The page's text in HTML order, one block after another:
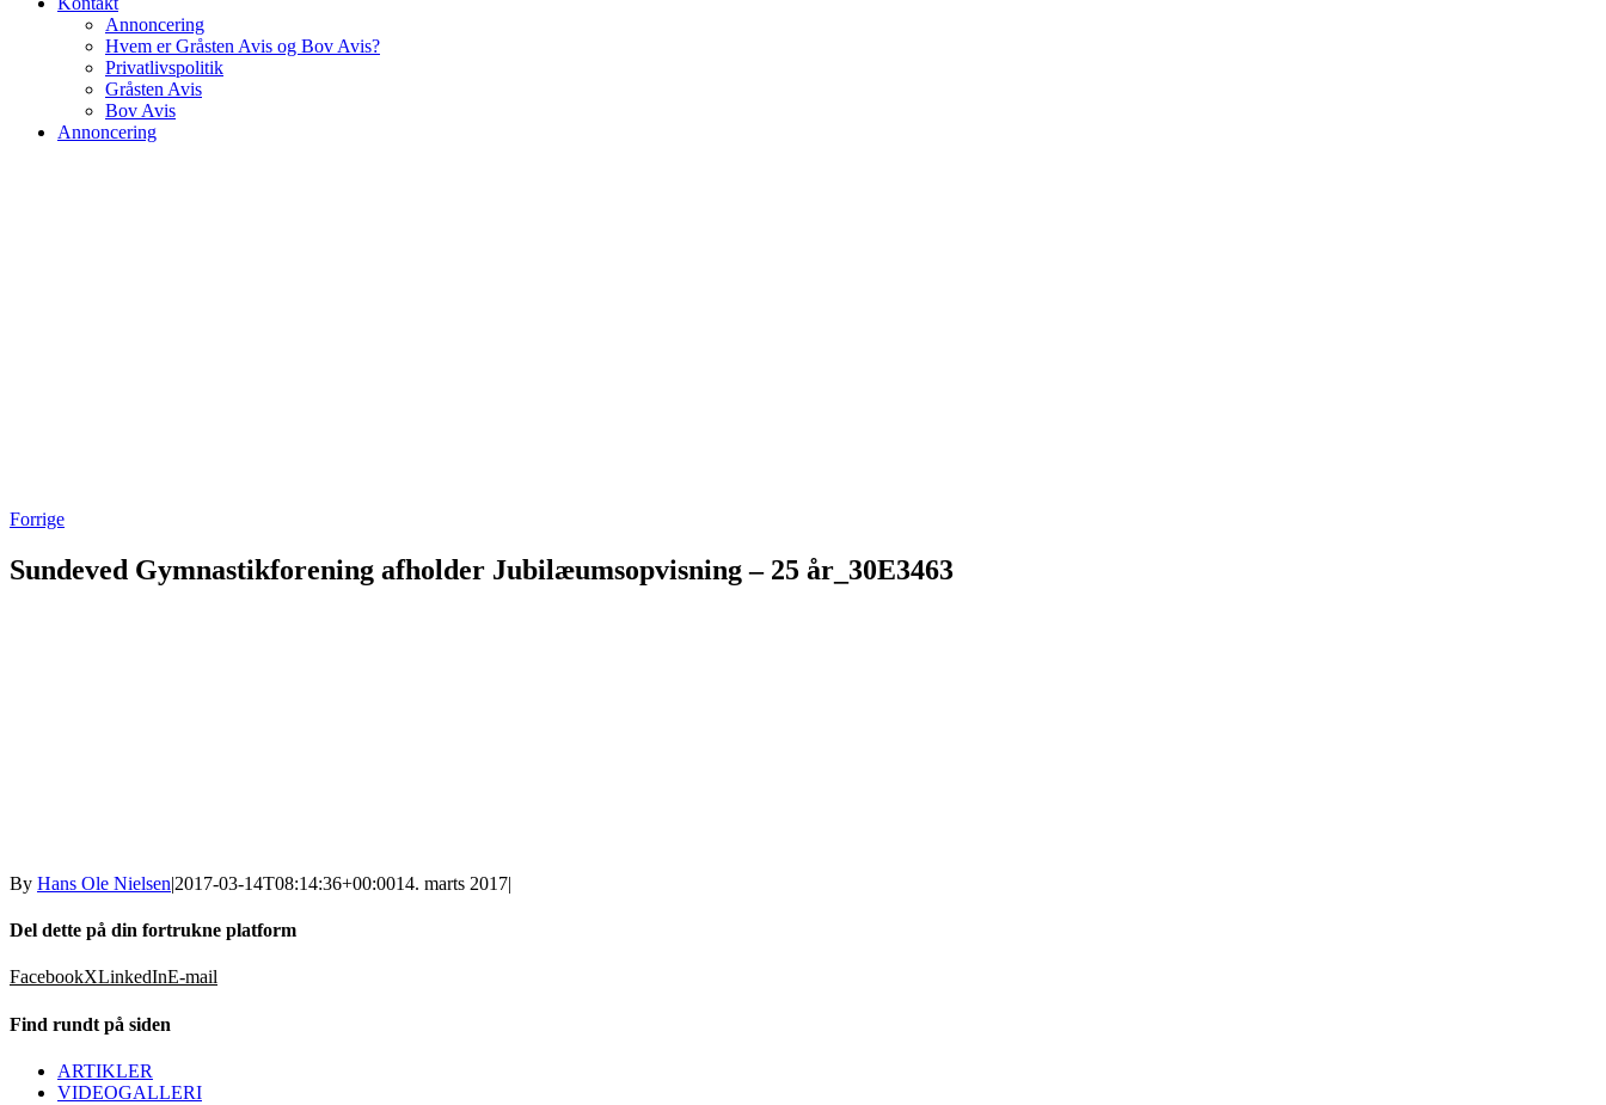
Annoncering
Hvem er Gråsten Avis og Bov Avis?
Privatlivspolitik
Gråsten Avis
Bov Avis
Annoncering
Forrige
Sundeved Gymnastikforening afholder Jubilæumsopvisning – 25 år_30E3463
By Hans Ole Nielsen|2017-03-14T08:14:36+00:0014. marts 2017|
Del dette på din fortrukne platform
FacebookXLinkedInE-mail
Find rundt på siden
ARTIKLER
VIDEOGALLERI